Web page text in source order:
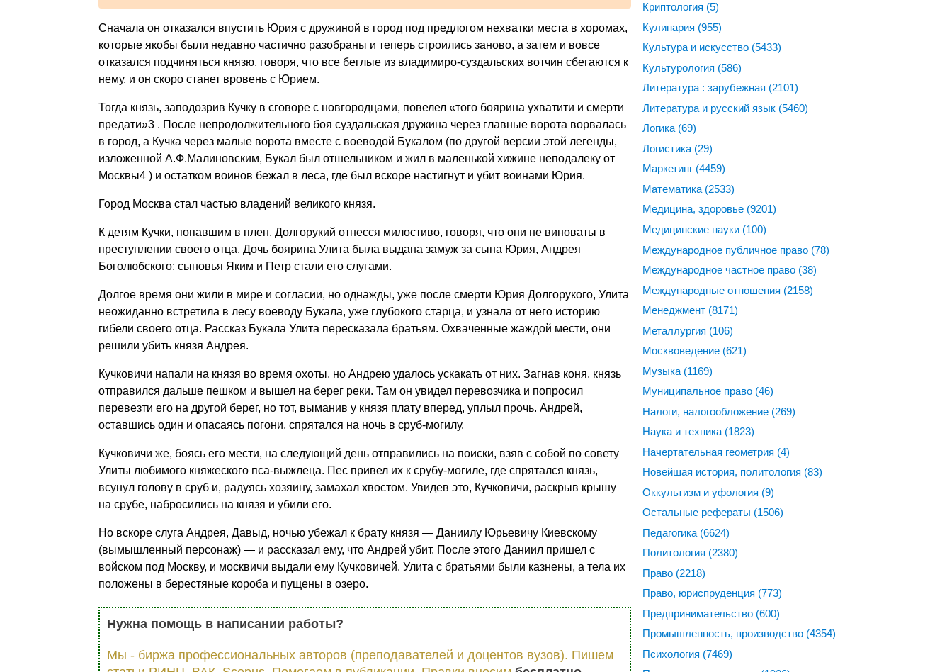
Сначала он отказался впустить Юрия с дружиной в город под предлогом нехватки места в хоромах,
которые якобы были недавно частично разобраны и теперь строились заново, а затем и вовсе
отказался подчиняться князю, говоря, что все беглые из владимиро-суздальских вотчин сбегаются к
нему, и он скоро станет вровень с Юрием.
Тогда князь, заподозрив Кучку в сговоре с новгородцами, повелел «того боярина ухватити и смерти
предати»3 . После непродолжительного боя суздальская дружина через главные ворота ворвалась
в город, а Кучка через малые ворота вместе с воеводой Букалом (по другой версии этой легенды,
изложенной А.Ф.Малиновским, Букал был отшельником и жил в маленькой хижине неподалеку от
Москвы4 ) и остатком воинов бежал в леса, где был вскоре настигнут и убит воинами Юрия.
Город Москва стал частью владений великого князя.
К детям Кучки, попавшим в плен, Долгорукий отнесся милостиво, говоря, что они не виноваты в
преступлении своего отца. Дочь боярина Улита была выдана замуж за сына Юрия, Андрея
Боголюбского; сыновья Яким и Петр стали его слугами.
Долгое время они жили в мире и согласии, но однажды, уже после смерти Юрия Долгорукого, Улита
неожиданно встретила в лесу воеводу Букала, уже глубокого старца, и узнала от него историю
гибели своего отца. Рассказ Букала Улита пересказала братьям. Охваченные жаждой мести, они
решили убить князя Андрея.
Кучковичи напали на князя во время охоты, но Андрею удалось ускакать от них. Загнав коня, князь
отправился дальше пешком и вышел на берег реки. Там он увидел перевозчика и попросил
перевезти его на другой берег, но тот, выманив у князя плату вперед, уплыл прочь. Андрей,
оставшись один и опасаясь погони, спрятался на ночь в сруб-могилу.
Кучковичи же, боясь его мести, на следующий день отправились на поиски, взяв с собой по совету
Улиты любимого княжеского пса-выжлеца. Пес привел их к срубу-могиле, где спрятался князь,
всунул голову в сруб и, радуясь хозяину, замахал хвостом. Увидев это, Кучковичи, раскрыв крышу
на срубе, набросились на князя и убили его.
Но вскоре слуга Андрея, Давыд, ночью убежал к брату князя — Даниилу Юрьевичу Киевскому
(вымышленный персонаж) — и рассказал ему, что Андрей убит. После этого Даниил пришел с
войском под Москву, и москвичи выдали ему Кучковичей. Улита с братьями были казнены, а тела их
положены в берестяные короба и пущены в озеро.
Нужна помощь в написании работы?
Мы - биржа профессиональных авторов (преподавателей и доцентов вузов). Пишем
Криптология (5)
Кулинария (955)
Культура и искусство (5433)
Культурология (586)
Литература : зарубежная (2101)
Литература и русский язык (5460)
Логика (69)
Логистика (29)
Маркетинг (4459)
Математика (2533)
Медицина, здоровье (9201)
Медицинские науки (100)
Международное публичное право (78)
Международное частное право (38)
Международные отношения (2158)
Менеджмент (8171)
Металлургия (106)
Москвоведение (621)
Музыка (1169)
Муниципальное право (46)
Налоги, налогообложение (269)
Наука и техника (1823)
Начертательная геометрия (4)
Новейшая история, политология (83)
Оккультизм и уфология (9)
Остальные рефераты (1506)
Педагогика (6624)
Политология (2380)
Право (2218)
Право, юриспруденция (773)
Предпринимательство (600)
Промышленность, производство (4354)
Психология (7469)